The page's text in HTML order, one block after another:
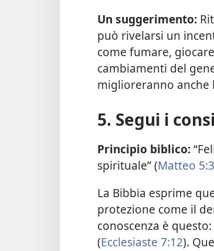
Un suggerimento:
può rivelarsi un
come fumare,
cambiamenti del
miglioreranno anche
5. Segui i
Principio biblico:
spirituale” (Matteo 5:3
La Bibbia esprime
protezione come il
conoscenza è
(Ecclesiaste 7:12).